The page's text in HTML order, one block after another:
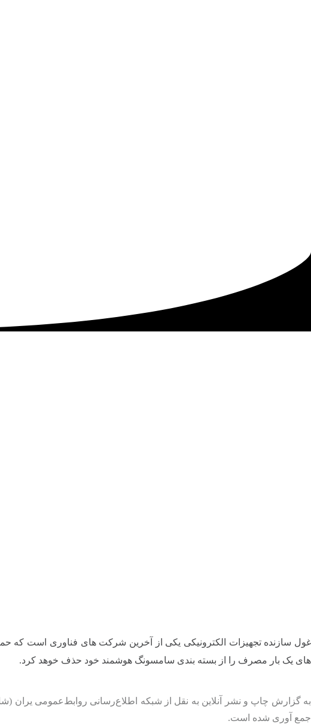
های یک بار مصرف را از بسته بندی سامسونگ هوشمند خود حذف خوهد کرد.
به گزارش چاپ و نشر آنلاین به نقل از شبکه اطلاع‌رسانی روابط‌عمومی یران
جمع آوری شده است.